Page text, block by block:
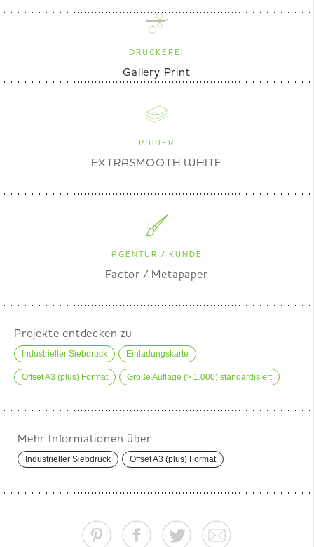
DRUCKEREI
Gallery Print
PAPIER
EXTRASMOOTH WHITE
AGENTUR / KUNDE
Factor / Metapaper
Projekte entdecken zu
Industrieller Siebdruck Einladungskarte
Offset A3 (plus) Format Große Auflage (> 1.000) standardisiert
Mehr Informationen über
Industrieller Siebdruck Offset A3 (plus) Format